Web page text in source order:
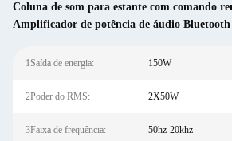
Coluna de som para estante com comando
Amplificador de potência de áudio Bluetooth
1Saída de energia: 150W
2Poder do RMS: 2X50W
3Faixa de frequência: 50hz-20khz